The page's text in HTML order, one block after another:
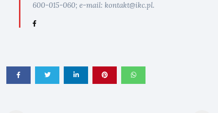
600-015-060; e-mail: kontakt@ikc.pl.